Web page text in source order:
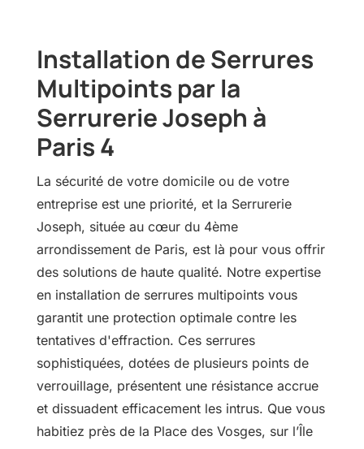
Installation de Serrures
Multipoints par la
Serrurerie Joseph à
Paris 4
La sécurité de votre domicile ou de votre
entreprise est une priorité, et la Serrurerie
Joseph, située au cœur du 4ème
arrondissement de Paris, est là pour vous offrir
des solutions de haute qualité. Notre expertise
en installation de serrures multipoints vous
garantit une protection optimale contre les
tentatives d'effraction. Ces serrures
sophistiquées, dotées de plusieurs points de
verrouillage, présentent une résistance accrue
et dissuadent efficacement les intrus. Que vous
habitiez près de la Place des Vosges, sur l’Île